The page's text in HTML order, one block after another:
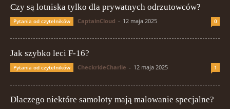
Czy są lotniska tylko dla prywatnych odrzutowców?
Pytania od czytelników CaptainCloud - 12 maja 2025 0
Jak szybko leci F-16?
Pytania od czytelników CheckrideCharlie - 12 maja 2025 1
Dlaczego niektóre samoloty mają malowanie specjalne?